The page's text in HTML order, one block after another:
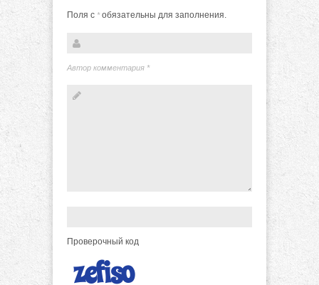
Поля с *обязательны для заполнения.
Автор комментария *
Проверочный код